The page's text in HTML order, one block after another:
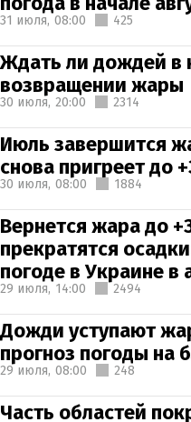
31 июля, 08:00 425
Ждать ли дождей в
возвращении жары
30 июля, 20:00 2314
Июль завершится
снова пригреет до
30 июля, 08:00 1884
Вернется жара до
прекратятся
погоде в Украине в
29 июля, 14:00 2494
Дожди уступают
прогноз погоды на
29 июля, 08:00 248
Часть областей